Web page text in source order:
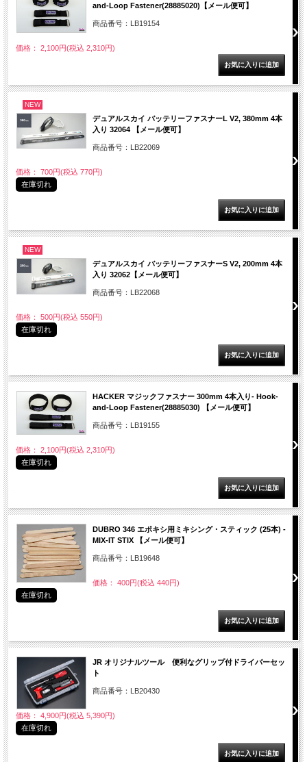
and-Loop Fastener(28885020)【メール便可】
商品番号：LB19154
価格： 2,100円(税込 2,310円)
NEW
デュアルスカイ バッテリーファスナーL V2, 380mm 4本
入り 32064 【メール便可】
商品番号：LB22069
価格： 700円(税込 770円)
在庫切れ
NEW
デュアルスカイ バッテリーファスナーS V2, 200mm 4本
入り 32062【メール便可】
商品番号：LB22068
価格： 500円(税込 550円)
在庫切れ
HACKER マジックファスナー 300mm 4本入り- Hook-
and-Loop Fastener(28885030) 【メール便可】
商品番号：LB19155
価格： 2,100円(税込 2,310円)
在庫切れ
DUBRO 346 エポキシ用ミキシング・スティック (25本) -
MIX-IT STIX 【メール便可】
商品番号：LB19648
価格： 400円(税込 440円)
在庫切れ
JR オリジナルツール 便利なグリップ付ドライバーセッ
ト
商品番号：LB20430
価格： 4,900円(税込 5,390円)
在庫切れ